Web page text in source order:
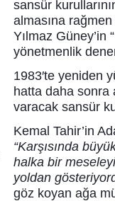
sansür
almasına rağmen
Yılmaz Güney’in
yönetmenlik
1983′te yeniden
hatta daha sonra
varacak sansür
Kemal Tahir’in
“Karşısında
halka bir
yoldan
göz koyan ağa